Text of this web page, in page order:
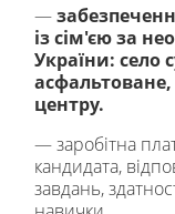
—
із сім'єю за
України: село
центру.
— заробітна
кандидата,
завдань,